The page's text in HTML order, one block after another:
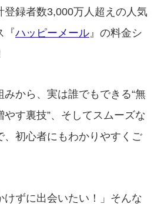
登録者数3,000万人超えの人気
『ハッピーメール 』の料金シ
から、実は誰でもできる“無
す裏技”、そしてスムーズな
、初心者にもわかりやすくご
けずに出会いたい！」そんな